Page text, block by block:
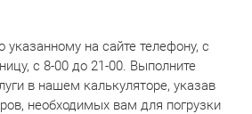
на сайте телефону, с
с 8-00 до 21-00. Выполните
в нашем калькуляторе, указав
необходимых вам для погрузки